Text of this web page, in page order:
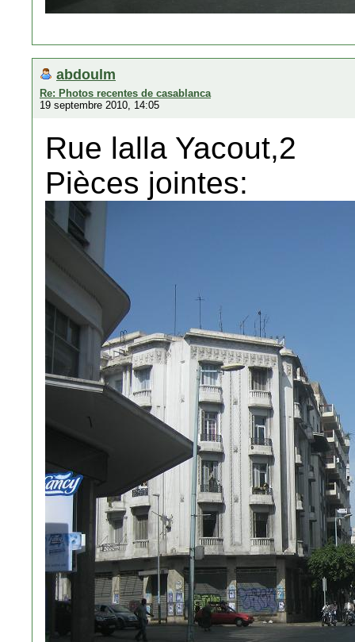
abdoulm
Re: Photos recentes de casablanca
19 septembre 2010, 14:05
Rue lalla Yacout,2
Pièces jointes: